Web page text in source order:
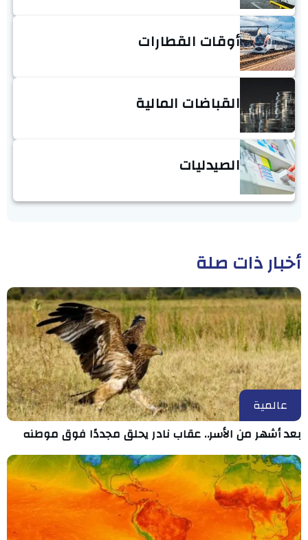
أوقات القطارات
القباضات المالية
الصيدليات
أخبار ذات صلة
عالمية
بعد أشهر من الأسر.. عقاب نادر يحلق مجددًا فوق موطنه